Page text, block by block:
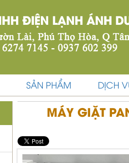
SẢN PHẨM DỊCH
MÁY GIẶT